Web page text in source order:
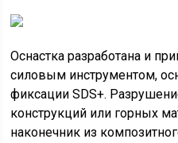
Оснастка разработана и
силовым инструментом,
фиксации SDS+.
конструкций или горных
наконечник из